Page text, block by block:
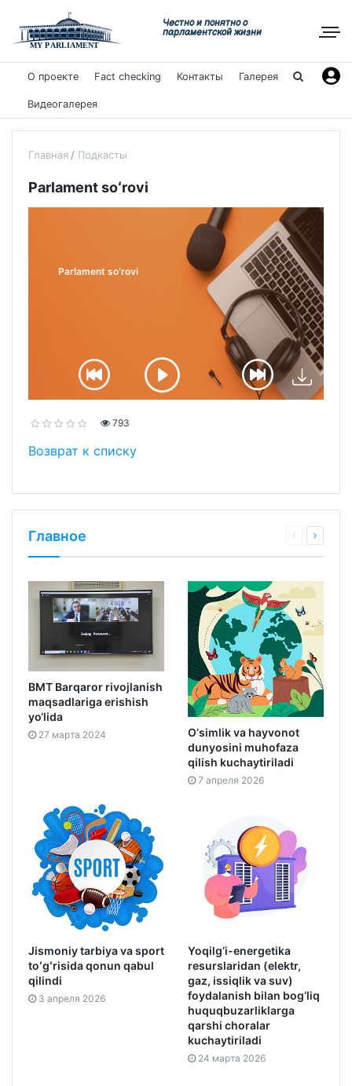
Честно и понятно о
парламентской жизни
О проекте Fact checking Контакты Галерея
Видеогалерея
Главная Подкасты
Parlament soʻrovi
Parlament soʻrovi
793
Возврат к списку
Главное
BMT Barqaror rivojlanish
maqsadlariga erishish
yo‘lida
27 марта 2024
O‘simlik va hayvonot
dunyosini muhofaza
qilish kuchaytiriladi
7 апреля 2026
Jismoniy tarbiya va sport
toʻgʻrisida qonun qabul
qilindi
3 апреля 2026
Yoqilg‘i-energetika
resurslaridan (elektr,
gaz, issiqlik va suv)
foydalanish bilan bog‘liq
huquqbuzarliklarga
qarshi choralar
kuchaytiriladi
24 марта 2026